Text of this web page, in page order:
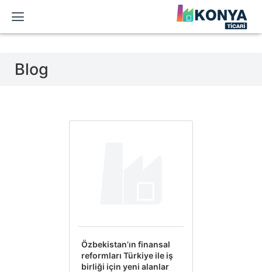
Blog
Özbekistan’ın finansal
reformları Türkiye ile iş
birliği için yeni alanlar